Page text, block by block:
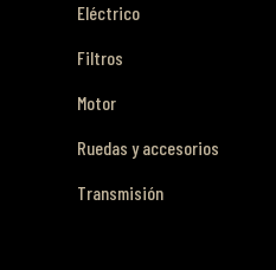
Eléctrico
Filtros
Motor
Ruedas y accesorios
Transmisión